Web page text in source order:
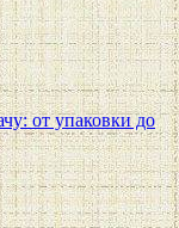
от упаковки до